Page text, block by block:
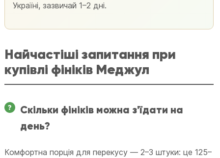
Україні, зазвичай 1–2 дні.
Найчастіші запитання при
купівлі фініків Меджул
Скільки фініків можна з'їдати на
день?
Комфортна порція для перекусу — 2–3 штуки: це 125–